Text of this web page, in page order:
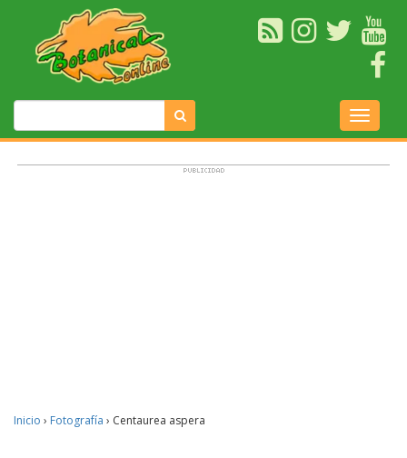
Inicio › Fotografía › Centaurea aspera